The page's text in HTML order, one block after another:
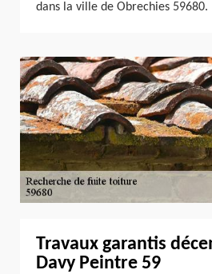
dans la ville de Obrechies 59680.
Travaux garantis
Davy Peintre 59